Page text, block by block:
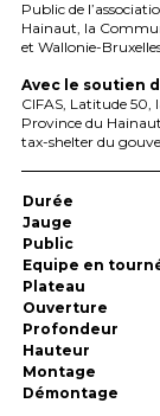
Public de
Hainaut, la
et Wallonie-
Avec le soutien
CIFAS, Latitude 50,
Province du
tax-shelter du
Durée
Jauge
Public
Equipe en
Plateau
Ouverture
Profondeur
Hauteur
Montage
Démontage